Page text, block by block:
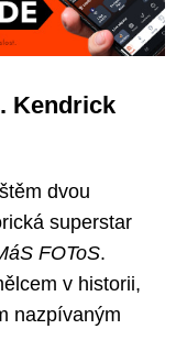
Kendrick
dvou
superstar
FOToS.
v historii,
nazpívaným